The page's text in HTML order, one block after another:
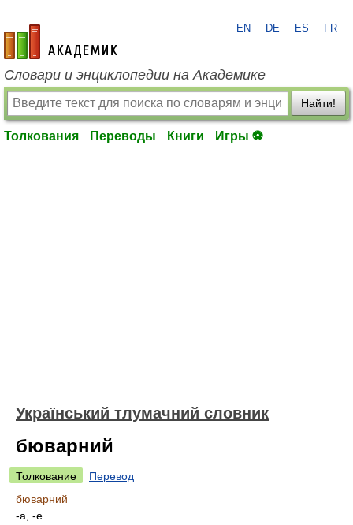
academic.ru
EN DE ES FR
Словари и энциклопедии на Академике
Найти!
Толкования Переводы Книги Игры ⚽
Український тлумачний словник
бюварний
Толкование
Перевод
бюварний
-а, -е.